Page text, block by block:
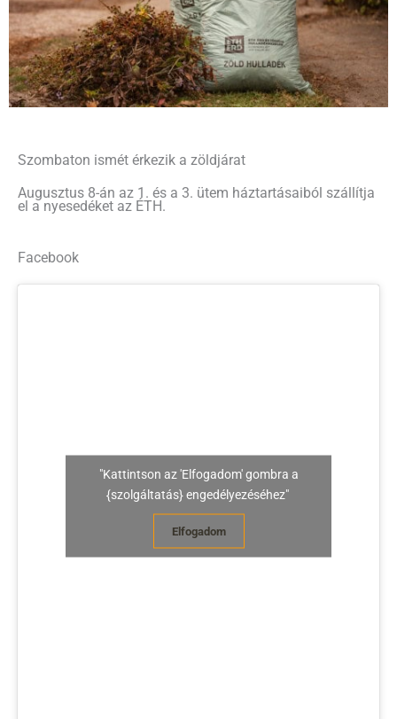
Szombaton ismét érkezik a zöldjárat
Augusztus 8-án az 1. és a 3. ütem háztartásaiból szállítja
el a nyesedéket az ÉTH.
Facebook
"Kattintson az 'Elfogadom' gombra a
{szolgáltatás} engedélyezéséhez"
Elfogadom